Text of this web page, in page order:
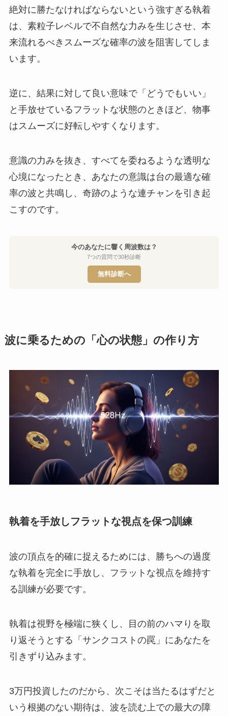
絶対に勝たなければならないという強すぎる執着
は、素粒子レベルで不自然な力みを生じさせ、本
来流れるべきスムーズな確率の波を阻害してしま
います。
逆に、結果に対して良い意味で「どうでもいい」
と手放せているフラットな状態のときほど、物事
はスムーズに好転しやすくなります。
意識の力みを抜き、すべてを委ねるような透明な
心境になったとき、あなたの意識は台の最適な確
率の波と共鳴し、奇跡のような連チャンを引き起
こすのです。
今のあなたに響く周波数は？
7つの質問で30秒診断
無料診断へ
波に乗るための「心の状態」の作り方
執着を手放しフラットな視点を保つ訓練
波の頂点を的確に捉えるためには、勝ちへの過度
な執着を完全に手放し、フラットな視点を維持す
る訓練が必要です。
執着は視野を極端に狭くし、目の前のハマりを取
り返そうとする「サンクコストの罠」にあなたを
引きずり込みます。
3万円投資したのだから、次こそは当たるはずだと
いう根拠のない期待は、波を読む上での最大の障